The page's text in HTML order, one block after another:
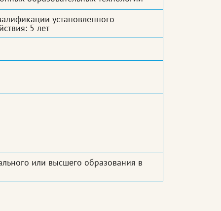
установленного
5 лет
или высшего образования в